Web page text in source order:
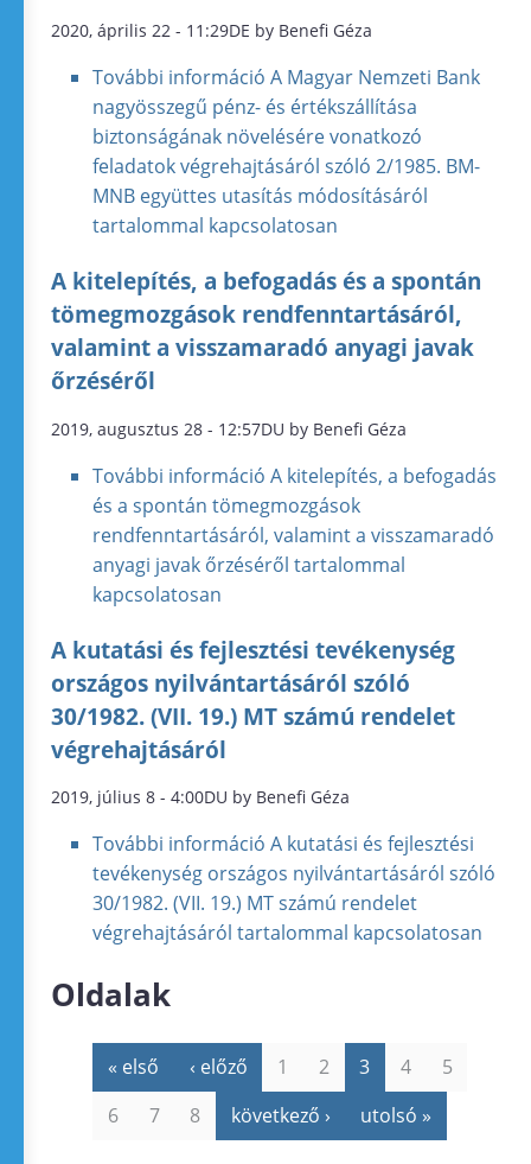
2020, április 22 - 11:29DE by Benefi Géza
További információ A Magyar Nemzeti Bank
nagyösszegű pénz- és értékszállítása
biztonságának növelésére vonatkozó
feladatok végrehajtásáról szóló 2/1985. BM-
MNB együttes utasítás módosításáról
tartalommal kapcsolatosan
A kitelepítés, a befogadás és a spontán
tömegmozgások rendfenntartásáról,
valamint a visszamaradó anyagi javak
őrzéséről
2019, augusztus 28 - 12:57DU by Benefi Géza
További információ A kitelepítés, a befogadás
és a spontán tömegmozgások
rendfenntartásáról, valamint a visszamaradó
anyagi javak őrzéséről tartalommal
kapcsolatosan
A kutatási és fejlesztési tevékenység
országos nyilvántartásáról szóló
30/1982. (VII. 19.) MT számú rendelet
végrehajtásáról
2019, július 8 - 4:00DU by Benefi Géza
További információ A kutatási és fejlesztési
tevékenység országos nyilvántartásáról szóló
30/1982. (VII. 19.) MT számú rendelet
végrehajtásáról tartalommal kapcsolatosan
Oldalak
« első ‹ előző 1 2 3 4
5
6
7 8 következő › utolsó »